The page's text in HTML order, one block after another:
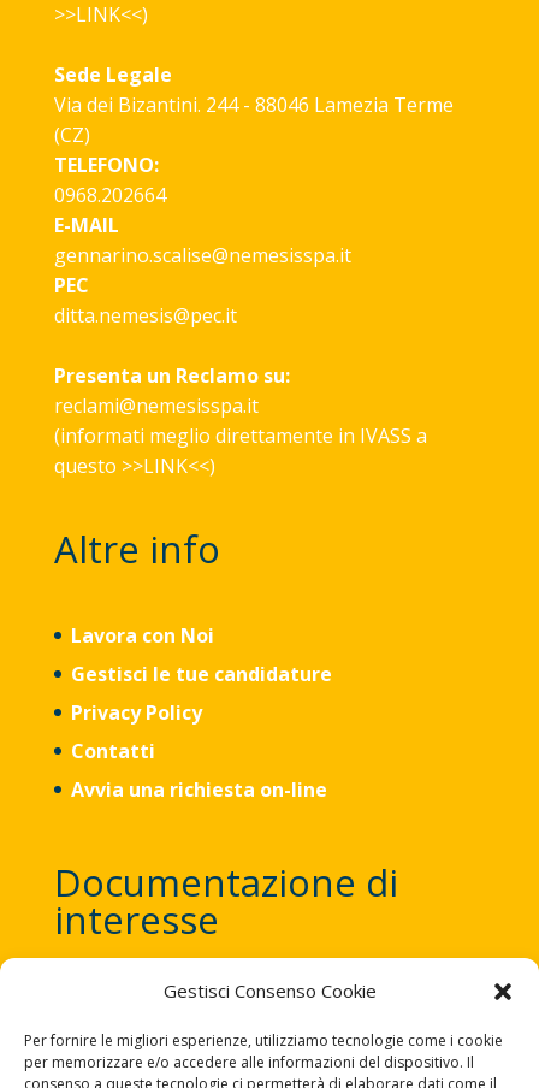
Gestisci Consenso Cookie
Per fornire le migliori esperienze, utilizziamo tecnologie come i cookie
per memorizzare e/o accedere alle informazioni del dispositivo. Il
consenso a queste tecnologie ci permetterà di elaborare dati come il
>>LINK<<)
Sede Legale
Via dei Bizantini. 244 - 88046 Lamezia Terme
(CZ)
TELEFONO:
0968.202664
E-MAIL
gennarino.scalise@nemesisspa.it
PEC
ditta.nemesis@pec.it
Presenta un Reclamo su:
reclami@nemesisspa.it
(informati meglio direttamente in IVASS a
questo >>LINK<<)
Altre info
Lavora con Noi
Gestisci le tue candidature
Privacy Policy
Contatti
Avvia una richiesta on-line
Documentazione di
interesse
Trattamento dati Personali.
(All. 3)Informativa sul Distributore
(all. 4ter) Informativa su regole di